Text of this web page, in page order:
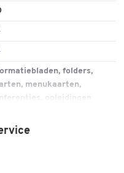
folders,
menukaarten,
opleidingen